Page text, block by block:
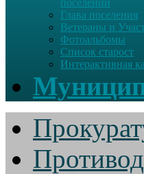
поселении
Глава поселения
Ветераны и
Фотоальбомы
Список старост
Интерактивная